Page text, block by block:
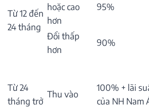
Từ 12 đến
24 tháng
hoặc cao
hơn
95%
Đổi thấp
hơn
90%
Từ 24
tháng trở
Thu vào
100% + lãi
của NH Nam